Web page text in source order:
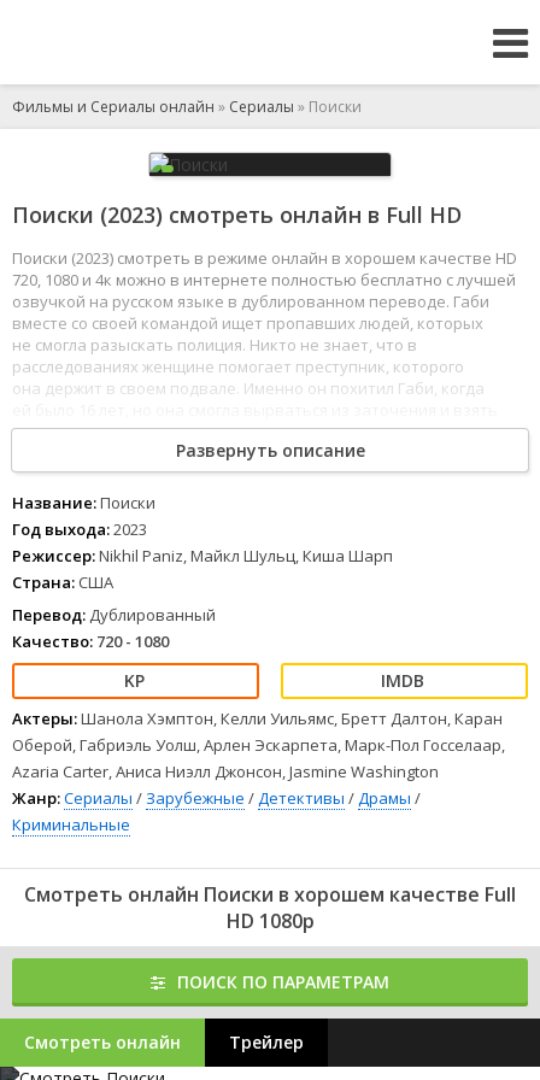
Фильмы и Сериалы онлайн » Сериалы » Поиски
Поиски (2023) смотреть онлайн в Full HD
Поиски (2023) смотреть в режиме онлайн в хорошем качестве HD
720, 1080 и 4к можно в интернете полностью бесплатно с лучшей
озвучкой на русском языке в дублированном переводе. Габи
вместе со своей командой ищет пропавших людей, которых
не смогла разыскать полиция. Никто не знает, что в
расследованиях женщине помогает преступник, которого
она держит в своем подвале. Именно он похитил Габи, когда
его в заложники.
Развернуть описание
Название:Поиски
Год выхода:2023
Режиссер:Nikhil Paniz, Майкл Шульц, Киша Шарп
Страна: США
Перевод: Дублированный
Качество: 720 - 1080
Актеры:Шанола Хэмптон, Келли Уильямс, Бретт Далтон, Каран
Оберой, Габриэль Уолш, Арлен Эскарпета, Марк-Пол Госселаар,
Azaria Carter, Аниса Ниэлл Джонсон, Jasmine Washington
Жанр:Сериалы / Зарубежные /Детективы /Драмы /
Криминальные
Смотреть онлайн Поиски в хорошем качестве Full
HD 1080p
ПОИСК ПО ПАРАМЕТРАМ
Смотреть онлайн Трейлер